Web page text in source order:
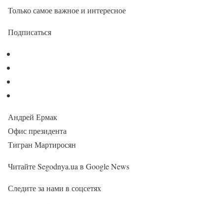
Только самое важное и интересное
Подписаться
Андрей Ермак
Офис президента
Тигран Мартиросян
Читайте Segodnya.ua в Google News
Следите за нами в соцсетях